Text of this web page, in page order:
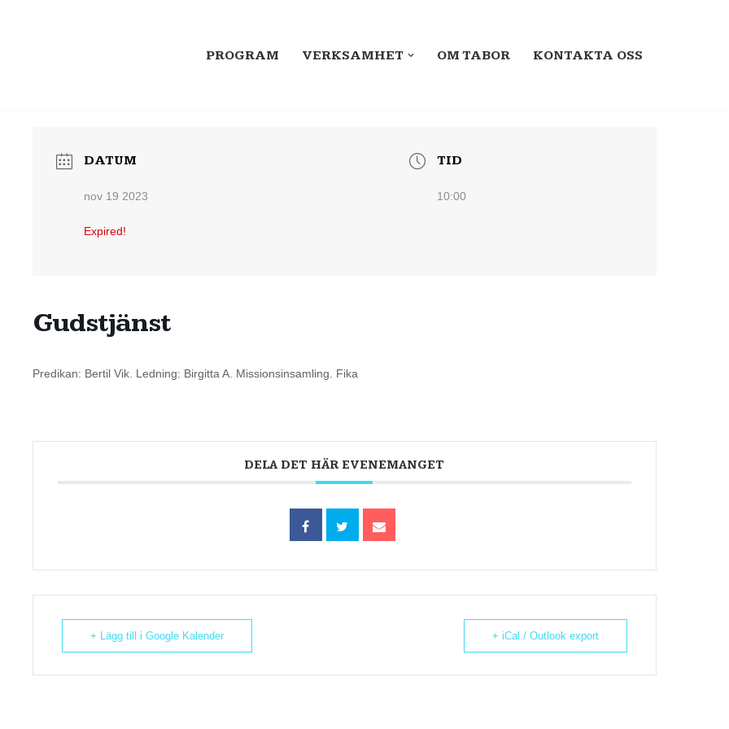
PROGRAM VERKSAMHET OM TABOR KONTAKTA OSS
DATUM
nov 19 2023
Expired!
TID
10:00
Gudstjänst
Predikan: Bertil Vik. Ledning: Birgitta A. Missionsinsamling. Fika
DELA DET HÄR EVENEMANGET
+ Lägg till i Google Kalender + iCal / Outlook export